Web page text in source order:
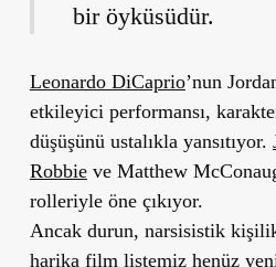
bir öyküsüdür.
Leonardo DiCaprio’nun
etkileyici performansı,
düşüşünü ustalıkla yansıtıyor.
Robbieve Matthew
rolleriyle öne çıkıyor.
Ancak durun, narsisistik
harika film listemiz henüz